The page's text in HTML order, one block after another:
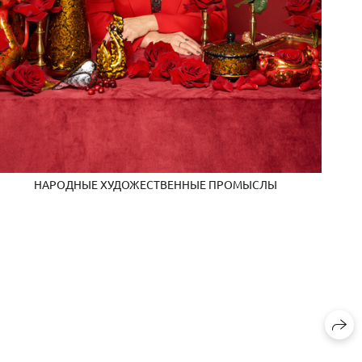
НАРОДНЫЕ ХУДОЖЕСТВЕННЫЕ ПРОМЫСЛЫ